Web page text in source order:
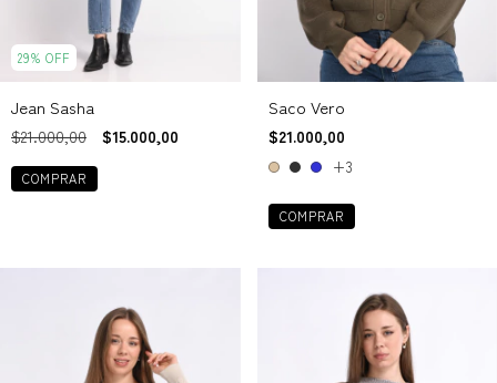
29% OFF
Jean Sasha
$21.000,00 $15.000,00
COMPRAR
Saco Vero
$21.000,00
+3
COMPRAR